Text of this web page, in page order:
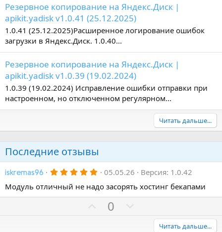
Резервное копирование на Яндекс.Диск |
apikit.yadisk v1.0.41 (25.12.2025)
1.0.41 (25.12.2025)Расширенное логирование ошибок
загрузки в Яндекс.Диск. 1.0.40...
Резервное копирование на Яндекс.Диск |
apikit.yadisk v1.0.39 (19.02.2024)
1.0.39 (19.02.2024) Исправление ошибки отправки при
настроенном, но отключенном регулярном...
Читать дальше...
Последние отзывы
iskremas96 5
0
0
з
05.05.26
Версия: 1.0.42
Модуль отличный не надо засорять хостинг бекапами
П0
Читать дальше...